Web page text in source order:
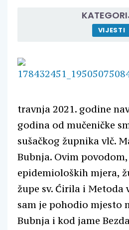
VIJESTI
travnja 2021. godine
godina od mučeničke
sušačkog župnika vlč.
Bubnja. Ovim
epidemioloških mjera,
župe sv. Ćirila i Metoda
sam je pohodio mjesto
Bubnja i kod jame